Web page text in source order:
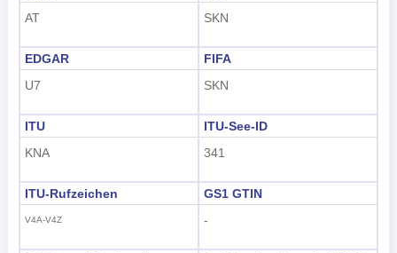
AT
SKN
EDGAR
U7
FIFA
SKN
ITU
KNA
ITU-See-ID
341
ITU-Rufzeichen
V4A-V4Z
GS1 GTIN
-